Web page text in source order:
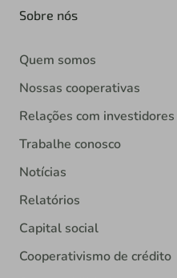
Sobre nós
Quem somos
Nossas cooperativas
Relações com investidores
Trabalhe conosco
Notícias
Relatórios
Capital social
Cooperativismo de crédito